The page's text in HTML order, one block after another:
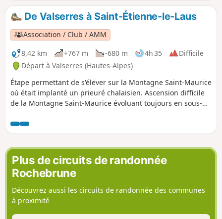
De Valserres à Saint-Étienne-le-Laus
Association / Club / AMM
8,42 km
+767 m -680 m 4h 35
Difficile
Départ à Valserres (Hautes-Alpes)
Étape permettant de s'élever sur la Montagne Saint-Maurice
où était implanté un prieuré chalaisien. Ascension difficile
de la Montagne Saint-Maurice évoluant toujours en sous-
Grand Morgon, le Mont Colombis et les vallées de la
Durance et de l’Ubaye.
Plus de circuits de randonnée
Rochebrune
Découvrez aussi les circuits de randonnée des communes
à proximité